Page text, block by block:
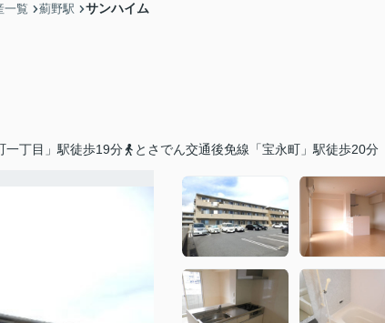
一覧 薊野駅 サンハイム
一丁目」駅徒歩19分 とさでん交通後免線「宝永町」駅徒歩20分